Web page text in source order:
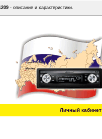
- описание и характеристики.
Личный кабинет